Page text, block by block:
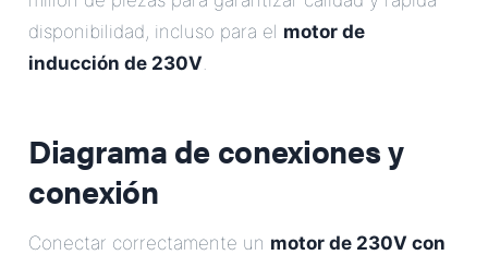
disponibilidad, incluso para el motor de
inducción de 230V.
Diagrama de conexiones y
conexión
Conectar correctamente un motor de 230V con